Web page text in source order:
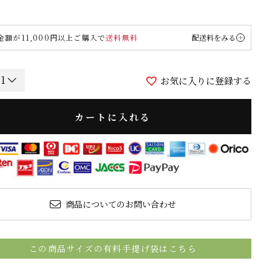
額が11,000円以上ご購入で送料無料 配送料をみる
お気に入りに登録する
カートに入れる
商品についてのお問い合わせ
この商品サイズの有料手提げ袋はこちら